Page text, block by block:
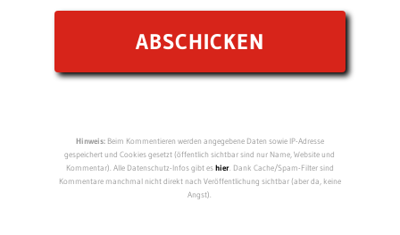
Hinweis:Beim Kommentieren werden angegebene Daten sowie IP-Adresse
gespeichert und Cookies gesetzt (öffentlich sichtbar sind nur Name, Website und
Kommentar). Alle Datenschutz-Infos gibt eshier. Dank Cache/Spam-Filter sind
Kommentare manchmal nicht direkt nach Veröffentlichung sichtbar (aber da, keine
Angst).